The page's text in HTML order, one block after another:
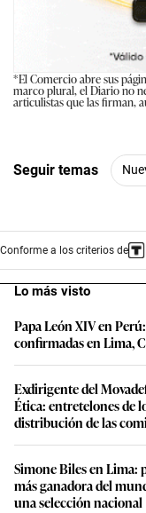
*El Comercio abre sus
marco plural, el Diario no
articulistas que las firman,
Seguir temas
Conforme a los criterios de
Lo más visto
Papa León XIV en
confirmadas en Lima,
Exdirigente del
Ética: entretelones de
distribución de las
Simone Biles en Lima:
más ganadora del
una selección nacional